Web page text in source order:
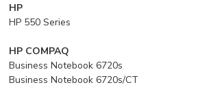
HP
HP 550 Series
HP COMPAQ
Business Notebook 6720s
Business Notebook 6720s/CT